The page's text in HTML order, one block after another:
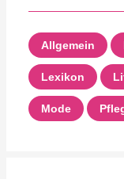
Allgemein
Lexikon
Mode